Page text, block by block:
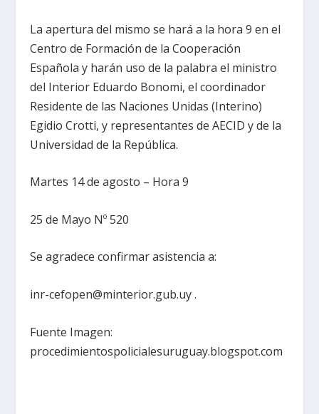
La apertura del mismo se hará a la hora 9 en el
Centro de Formación de la Cooperación
Española y harán uso de la palabra el ministro
del Interior Eduardo Bonomi, el coordinador
Residente de las Naciones Unidas (Interino)
Egidio Crotti, y representantes de AECID y de la
Universidad de la República.
Martes 14 de agosto – Hora 9
25 de Mayo Nº 520
Se agradece confirmar asistencia a:
inr-cefopen@minterior.gub.uy .
Fuente Imagen:
procedimientospolicialesuruguay.blogspot.com